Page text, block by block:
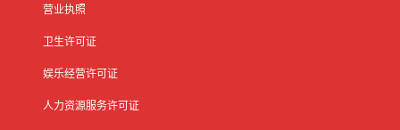
营业执照
卫生许可证
娱乐经营许可证
人力资源服务许可证